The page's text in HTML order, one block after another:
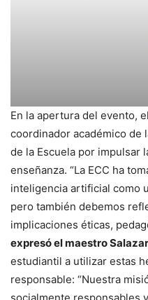
En la apertura del evento,
coordinador académico de
de la Escuela por impulsar
enseñanza. “La ECC ha
inteligencia artificial como
pero también debemos
implicaciones éticas,
expresó el maestro Salazar
estudiantil a utilizar estas
responsable: “Nuestra